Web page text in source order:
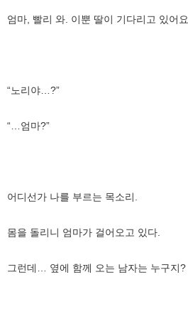
엄마, 빨리 와. 이뿐 딸이 기다리고 있어요.
“노리야…?”
“…엄마?”
어디선가 나를 부르는 목소리.
몸을 돌리니 엄마가 걸어오고 있다.
그런데… 옆에 함께 오는 남자는 누구지?